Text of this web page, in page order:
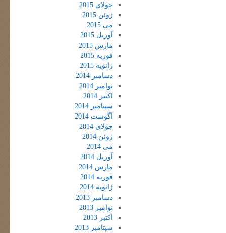
جولای 2015
ژوئن 2015
می 2015
آوریل 2015
مارس 2015
فوریه 2015
ژانویه 2015
دسامبر 2014
نوامبر 2014
اکتبر 2014
سپتامبر 2014
آگوست 2014
جولای 2014
ژوئن 2014
می 2014
آوریل 2014
مارس 2014
فوریه 2014
ژانویه 2014
دسامبر 2013
نوامبر 2013
اکتبر 2013
سپتامبر 2013